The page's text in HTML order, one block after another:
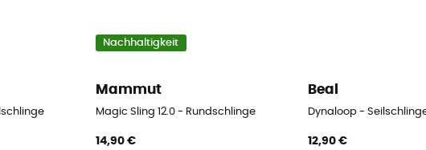
Nachhaltigkeit
Mammut
Magic Sling 12.0 - Rundschlinge
14,90 €
Beal
Dynaloop -
12,90 €